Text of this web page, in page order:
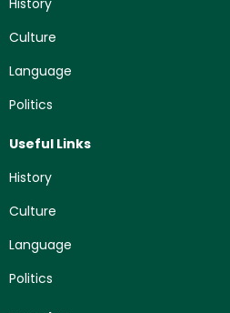
Culture
Language
Politics
Useful Links
History
Culture
Language
Politics